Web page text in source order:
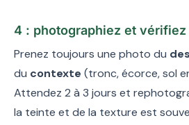
4 : photographiez et vérifiez
Prenez toujours une photo du
du contexte (tronc, écorce, sol
Attendez 2 à 3 jours et
la teinte et de la texture est